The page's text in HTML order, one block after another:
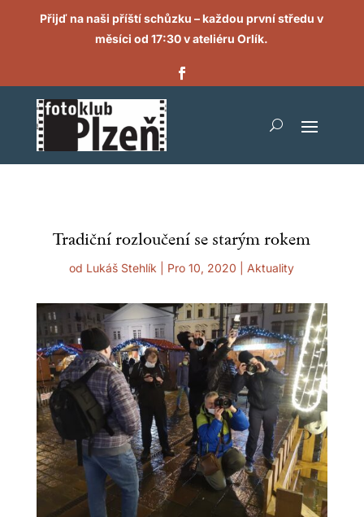
Přijď na naši příští schůzku – každou první středu v
měsíci od 17:30 v ateliéru Orlík.
Tradiční rozloučení se starým rokem
od Lukáš Stehlík Pro 10, 2020 Aktuality